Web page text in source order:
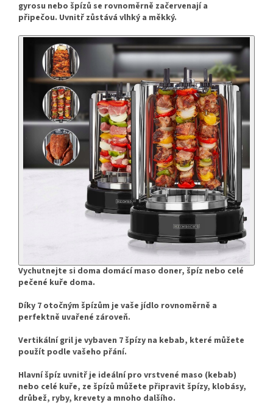
gyrosu nebo špízů se rovnoměrně začervenají a
připečou. Uvnitř zůstává vlhký a měkký.
Vychutnejte si doma domácí maso doner, špíz nebo celé
pečené kuře doma.
Díky 7 otočným špízům je vaše jídlo rovnoměrně a
perfektně uvařené zároveň.
Vertikální gril je vybaven 7 špízy na kebab, které můžete
použít podle vašeho přání.
Hlavní špíz uvnitř je ideální pro vrstvené maso (kebab)
nebo celé kuře, ze špízů můžete připravit špízy, klobásy,
drůbež, ryby, krevety a mnoho dalšího.